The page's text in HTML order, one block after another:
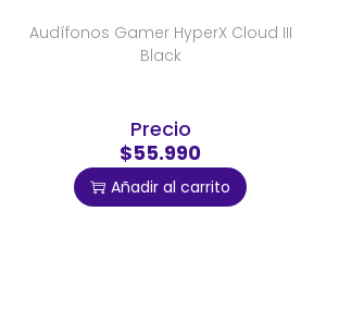
Audífonos Gamer HyperX Cloud III
Black
Precio
$55.990
Añadir al carrito